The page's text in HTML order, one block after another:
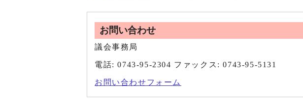
お問い合わせ
議会事務局
電話: 0743-95-2304 ファックス: 0743-95-5131
お問い合わせフォーム